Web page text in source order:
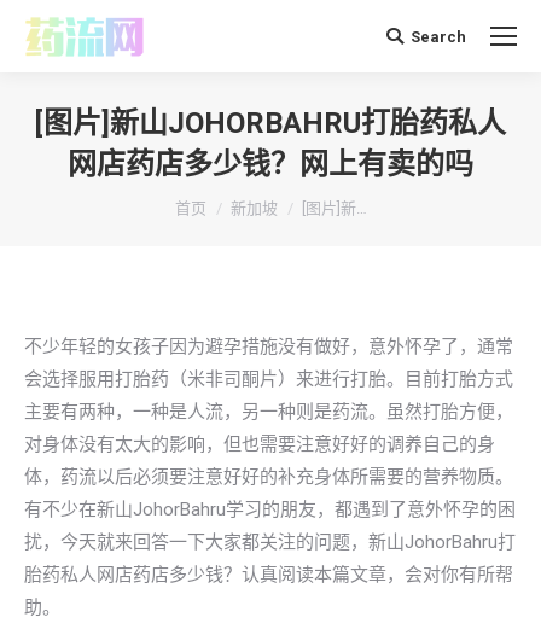
搜 Search
[图片]新山JOHORBAHRU打胎药私人
网店药店多少钱？网上有卖的吗
你在这里：
首页 新加坡 [图片]新…
不少年轻的女孩子因为避孕措施没有做好，意外怀孕了，通常
会选择服用打胎药（米非司酮片）来进行打胎。目前打胎方式
主要有两种，一种是人流，另一种则是药流。虽然打胎方便，
对身体没有太大的影响，但也需要注意好好的调养自己的身
体，药流以后必须要注意好好的补充身体所需要的营养物质。
有不少在新山JohorBahru学习的朋友，都遇到了意外怀孕的困
扰，今天就来回答一下大家都关注的问题，新山JohorBahru打
胎药私人网店药店多少钱？认真阅读本篇文章，会对你有所帮
助。